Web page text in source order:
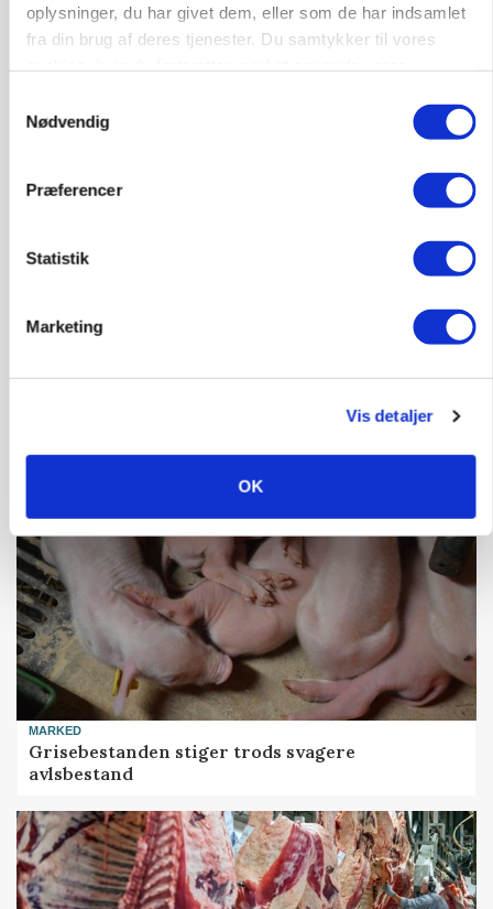
oplysninger, du har givet dem, eller som de har indsamlet
fra din brug af deres tjenester. Du samtykker til vores
Nødvendig
Præferencer
Statistik
Marketing
Vis detaljer
OK
Annonce
Loading...
PLANTER
MARKED
Grisebestanden stiger trods svagere
avlsbestand